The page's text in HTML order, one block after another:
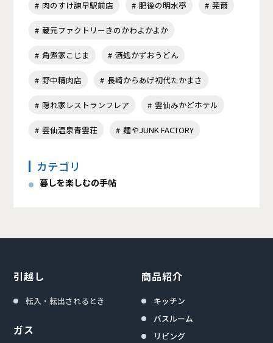
肉のすけ諫早駅前店 肥後の明水亭 莞爾
蔵元ファクトリーきのかわよかよか
角煮家こじま 酒処かずおうどん
野中精肉店 長崎からあげ初代たかまさ
隠れ家レストランフレア 雲仙みかどホテル
雲仙温泉青雲荘 麺やJUNK FACTORY
カテゴリ
暮しを楽しむの手帖
引越し
転入・転出されるとき
ガス
商品紹介
キッチン
バスルーム
リビング